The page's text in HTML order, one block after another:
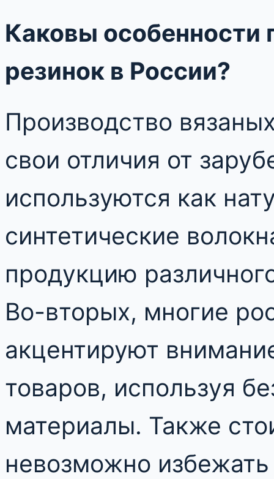
Каковы особенности
резинок в России?
Производство
свои отличия от
используются как
синтетические
продукцию
Во-вторых, многие
акцентируют
товаров, используя
материалы. Также
невозможно